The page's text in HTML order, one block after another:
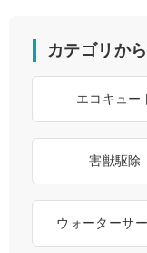
カテゴリか
エコキュー
害獣駆除
ウォーターサ